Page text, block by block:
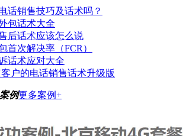
话销售技巧及话术吗？
包话术大全
后话术应该怎么说
首次解决率（FCR）
话术应对大全
户的电话销售话术升级版
案例更多案例+